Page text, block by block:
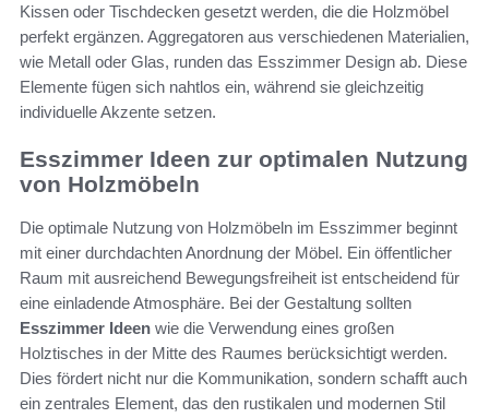
Kissen oder Tischdecken gesetzt werden, die die Holzmöbel
perfekt ergänzen. Aggregatoren aus verschiedenen Materialien,
wie Metall oder Glas, runden das Esszimmer Design ab. Diese
Elemente fügen sich nahtlos ein, während sie gleichzeitig
individuelle Akzente setzen.
Esszimmer Ideen zur optimalen Nutzung
von Holzmöbeln
Die optimale Nutzung von Holzmöbeln im Esszimmer beginnt
mit einer durchdachten Anordnung der Möbel. Ein öffentlicher
Raum mit ausreichend Bewegungsfreiheit ist entscheidend für
eine einladende Atmosphäre. Bei der Gestaltung sollten
Esszimmer Ideen wie die Verwendung eines großen
Holztisches in der Mitte des Raumes berücksichtigt werden.
Dies fördert nicht nur die Kommunikation, sondern schafft auch
ein zentrales Element, das den rustikalen und modernen Stil